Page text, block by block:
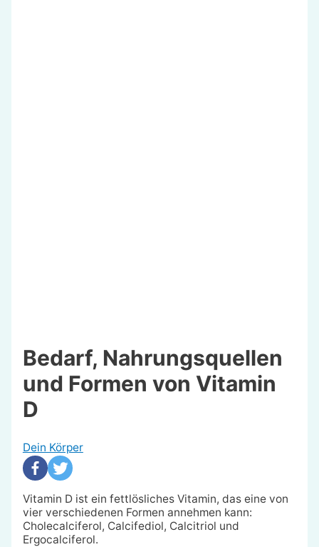
Bedarf, Nahrungsquellen
und Formen von Vitamin
D
Dein Körper
Vitamin D ist ein fettlösliches Vitamin, das eine von
vier verschiedenen Formen annehmen kann:
Cholecalciferol, Calcifediol, Calcitriol und
Ergocalciferol.